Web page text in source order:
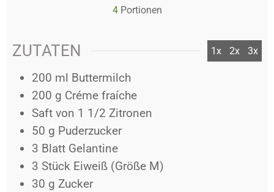
4 Portionen
ZUTATEN 1x 2x 3x
200 ml Buttermilch
200 g Créme fraíche
Saft von 1 1/2 Zitronen
50 g Puderzucker
3 Blatt Gelantine
3 Stück Eiweiß (Größe M)
30 g Zucker